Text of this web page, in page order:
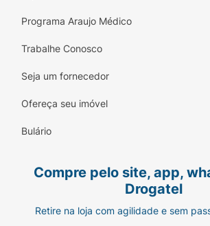
Programa Araujo Médico
Trabalhe Conosco
Seja um fornecedor
Ofereça seu imóvel
Bulário
Compre pelo site, app,
Drogatel
Retire na loja com agilidade e sem